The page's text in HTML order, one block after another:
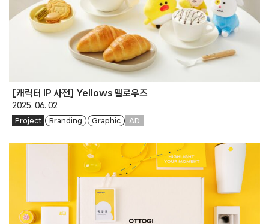
[캐릭터 IP 사전] Yellows 옐로우즈
2025. 06. 02
Project Branding Graphic AD